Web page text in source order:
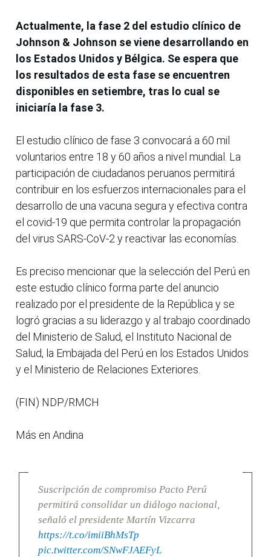
Actualmente, la fase 2 del estudio clínico de
Johnson & Johnson se viene desarrollando en
los Estados Unidos y Bélgica. Se espera que
los resultados de esta fase se encuentren
disponibles en setiembre, tras lo cual se
iniciaría la fase 3.
El estudio clínico de fase 3 convocará a 60 mil
voluntarios entre 18 y 60 años a nivel mundial. La
participación de ciudadanos peruanos permitirá
contribuir en los esfuerzos internacionales para el
desarrollo de una vacuna segura y efectiva contra
el covid-19 que permita controlar la propagación
del virus SARS-CoV-2 y reactivar las economías.
Es preciso mencionar que la selección del Perú en
este estudio clínico forma parte del anuncio
realizado por el presidente de la República y se
logró gracias a su liderazgo y al trabajo coordinado
del Ministerio de Salud, el Instituto Nacional de
Salud, la Embajada del Perú en los Estados Unidos
y el Ministerio de Relaciones Exteriores.
(FIN) NDP/RMCH
Más en Andina
Suscripción de compromiso Pacto Perú
permitirá consolidar un diálogo nacional,
señaló el presidente Martín Vizcarra
https://t.co/imiiBhMsTp
pic.twitter.com/SNwFJAEFyL